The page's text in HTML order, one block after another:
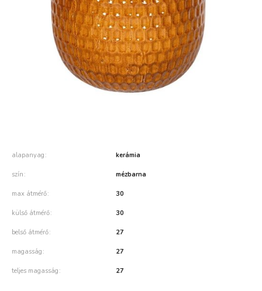
alapanyag kerámia
szín mézbarna
max átmérő 30
külső átmérő 30
belső átmérő 27
magasság 27
teljes magasság 27